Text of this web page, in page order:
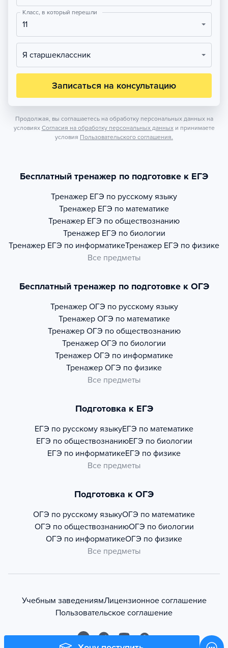
Класс, в который перешли
11
Я старшеклассник
Записаться на консультацию
Продолжая, вы соглашаетесь на обработку персональных данных на
условиях Согласия на обработку персональных данных и принимаете
условия Пользовательского соглашения.
Бесплатный тренажер по подготовке к ЕГЭ
Тренажер ЕГЭ по русскому языку
Тренажер ЕГЭ по математике
Тренажер ЕГЭ по обществознанию
Тренажер ЕГЭ по биологии
Тренажер ЕГЭ по информатикеТренажер ЕГЭ по физике
Все предметы
Бесплатный тренажер по подготовке к ОГЭ
Тренажер ОГЭ по русскому языку
Тренажер ОГЭ по математике
Тренажер ОГЭ по обществознанию
Тренажер ОГЭ по биологии
Тренажер ОГЭ по информатике
Тренажер ОГЭ по физике
Все предметы
Подготовка к ЕГЭ
ЕГЭ по русскому языкуЕГЭ по математике
ЕГЭ по обществознаниюЕГЭ по биологии
ЕГЭ по информатикеЕГЭ по физике
Все предметы
Подготовка к ОГЭ
ОГЭ по русскому языкуОГЭ по математике
ОГЭ по обществознаниюОГЭ по биологии
ОГЭ по информатикеОГЭ по физике
Все предметы
Учебным заведениямЛицензионное соглашение
Пользовательское соглашение